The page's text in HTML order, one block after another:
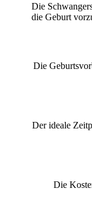
Die
die Geburt
Die
Der ideale
Die